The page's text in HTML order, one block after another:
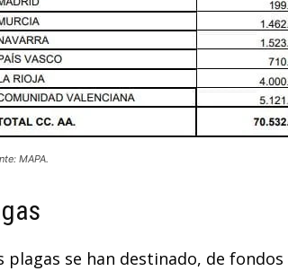
MAPA.
se han destinado, de fondos